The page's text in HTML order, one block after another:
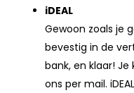
iDEAL
Gewoon zoals je
bevestig in de
bank, en klaar!
ons per mail.